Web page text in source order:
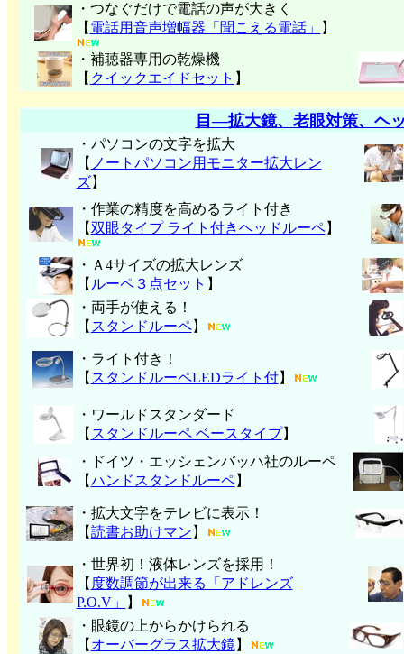
・つなぐだけで電話の声が大きく
【 電話用音声増幅器「聞こえる電話」 】
・補聴器専用の乾燥機
【 クイックエイドセット 】
目―拡大鏡、老眼対策、ヘ
・パソコンの文字を拡大
【 ノートパソコン用モニター拡大レン
ズ】
・作業の精度を高めるライト付き
【双眼タイプ ライト付きヘッドルーペ】
・Ａ4サイズの拡大レンズ
【 ルーペ３点セット 】
・両手が使える！
【 スタンドルーペ】
・ライト付き！
【 スタンドルーペLEDライト付】
・ワールドスタンダード
【 スタンドルーペ ベースタイプ】
・ドイツ・エッシェンバッハ社のルーペ
【ハンド スタンドルーペ】
・拡大文字をテレビに表示！
【読書お助けマン 】
・世界初！液体レンズを採用！
【 度数調節が出来る「アドレンズ
P.O.V」
】
・眼鏡の上からかけられる
【 オーバーグラス拡大鏡】